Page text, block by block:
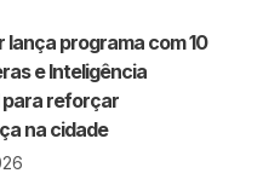
lança programa com 10
e Inteligência
reforçar
na cidade